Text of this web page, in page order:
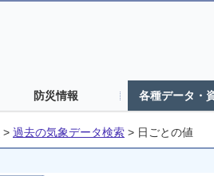
防災情報 各種データ・
> 過去の気象データ検索 > 日ごとの値